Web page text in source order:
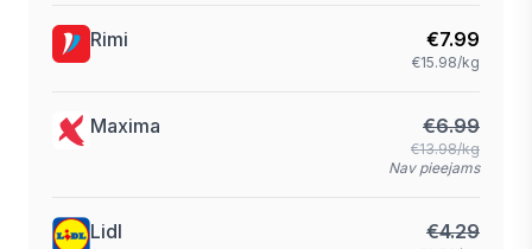
Rimi €7.99
€15.98/kg
Maxima €6.99
€13.98/kg
Nav pieejams
Lidl €4.29